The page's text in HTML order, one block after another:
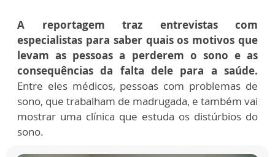
A reportagem traz entrevistas com
especialistas para saber quais os motivos que
levam as pessoas a perderem o sono e as
consequências da falta dele para a saúde.
Entre eles médicos, pessoas com problemas de
sono, que trabalham de madrugada, e também vai
mostrar uma clínica que estuda os distúrbios do
sono.